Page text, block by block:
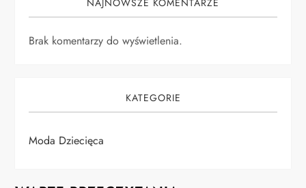
NAJNOWSZE KOMENTARZE
Brak komentarzy do wyświetlenia.
KATEGORIE
Moda Dziecięca